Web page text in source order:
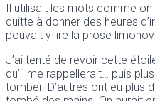
Il utilisait les mots comme on
quitte à donner des heures
pouvait y lire la prose
J’ai tenté de revoir cette
qu’il me rappellerait… puis
tomber. D’autres ont eu plus